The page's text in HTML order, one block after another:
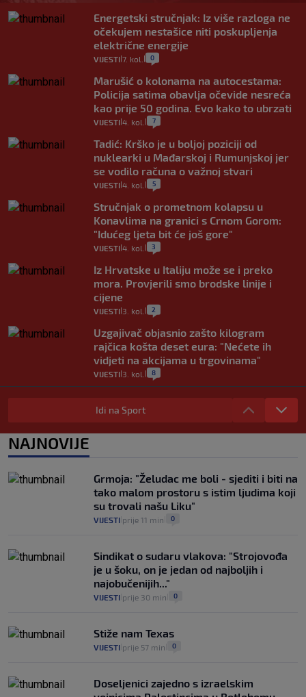
Energetski stručnjak: Iz više razloga ne
očekujem nestašice niti poskupljenja
električne energije
VIJESTI 7. kol. 0
Marušić o kolonama na autocestama:
Policija satima obavlja očevide nesreća
kao prije 50 godina. Evo kako to ubrzati
VIJESTI 4. kol. 7
Tadić: Krško je u boljoj poziciji od
nuklearki u Mađarskoj i Rumunjskoj jer
se vodilo računa o važnoj stvari
VIJESTI 4. kol. 5
Stručnjak o prometnom kolapsu u
Konavlima na granici s Crnom Gorom:
"Idućeg ljeta bit će još gore"
VIJESTI 4. kol. 3
Iz Hrvatske u Italiju može se i preko
mora. Provjerili smo brodske linije i
cijene
VIJESTI 3. kol. 2
Uzgajivač objasnio zašto kilogram
rajčica košta deset eura: "Nećete ih
vidjeti na akcijama u trgovinama"
VIJESTI 3. kol. 8
Selidba je jedno od stresnijih iskustava.
Evo aktualnih cijena i nekoliko savjeta
0
automobilom na Hvar iz Zagreba, a
koliko iz Osijeka
14
Idi na Sport
NAJNOVIJE
Grmoja: "Želudac me boli - sjediti i biti na
tako malom prostoru s istim ljudima koji
su trovali našu Liku"
VIJESTI prije 11 min 0
Sindikat o sudaru vlakova: "Strojovođa
je u šoku, on je jedan od najboljih i
najobučenijih..."
VIJESTI prije 30 min 0
Stiže nam Texas
VIJESTI prije 57 min 0
Doseljenici zajedno s izraelskim